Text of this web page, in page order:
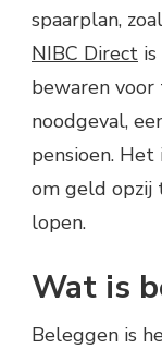
spaarplan,
NIBC Direct
bewaren voor
noodgeval,
pensioen.
om geld opzij
lopen.
Wat is
Beleggen is